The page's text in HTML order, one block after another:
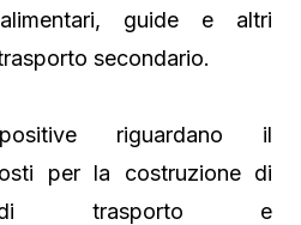
guide e altri
secondario.
riguardano il
per la costruzione di
di trasporto e